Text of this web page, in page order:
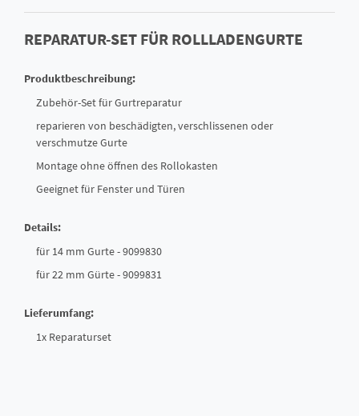
REPARATUR-SET FÜR ROLLLADENGURTE
Produktbeschreibung:
Zubehör-Set für Gurtreparatur
reparieren von beschädigten, verschlissenen oder
verschmutze Gurte
Montage ohne öffnen des Rollokasten
Geeignet für Fenster und Türen
Details:
für 14 mm Gurte - 9099830
für 22 mm Gürte - 9099831
Lieferumfang:
1x Reparaturset